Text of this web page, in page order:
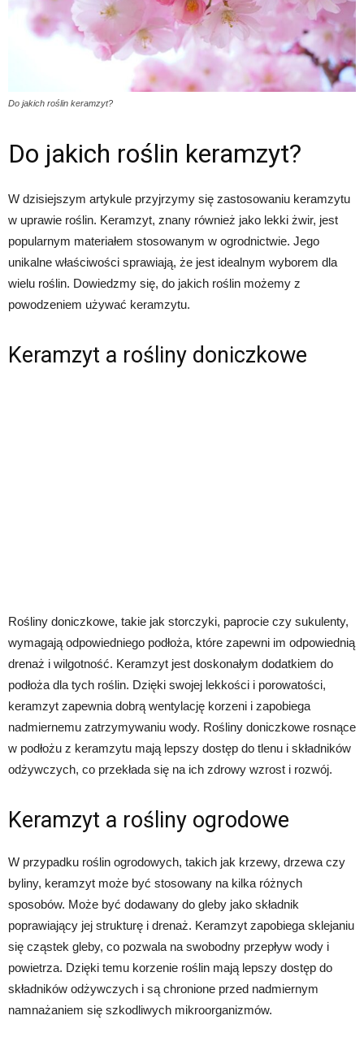
Do jakich roślin keramzyt?
Do jakich roślin keramzyt?
W dzisiejszym artykule przyjrzymy się zastosowaniu keramzytu
w uprawie roślin. Keramzyt, znany również jako lekki żwir, jest
popularnym materiałem stosowanym w ogrodnictwie. Jego
unikalne właściwości sprawiają, że jest idealnym wyborem dla
wielu roślin. Dowiedzmy się, do jakich roślin możemy z
powodzeniem używać keramzytu.
Keramzyt a rośliny doniczkowe
Rośliny doniczkowe, takie jak storczyki, paprocie czy sukulenty,
wymagają odpowiedniego podłoża, które zapewni im odpowiednią
drenaż i wilgotność. Keramzyt jest doskonałym dodatkiem do
podłoża dla tych roślin. Dzięki swojej lekkości i porowatości,
keramzyt zapewnia dobrą wentylację korzeni i zapobiega
nadmiernemu zatrzymywaniu wody. Rośliny doniczkowe rosnące
w podłożu z keramzytu mają lepszy dostęp do tlenu i składników
odżywczych, co przekłada się na ich zdrowy wzrost i rozwój.
Keramzyt a rośliny ogrodowe
W przypadku roślin ogrodowych, takich jak krzewy, drzewa czy
byliny, keramzyt może być stosowany na kilka różnych
sposobów. Może być dodawany do gleby jako składnik
poprawiający jej strukturę i drenaż. Keramzyt zapobiega sklejaniu
się cząstek gleby, co pozwala na swobodny przepływ wody i
powietrza. Dzięki temu korzenie roślin mają lepszy dostęp do
składników odżywczych i są chronione przed nadmiernym
namnażaniem się szkodliwych mikroorganizmów.